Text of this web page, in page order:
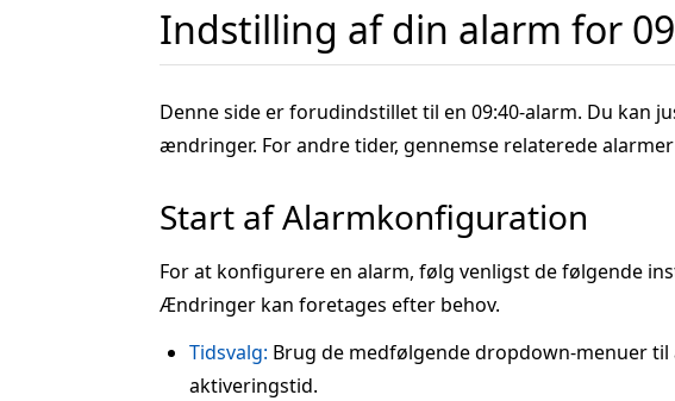
Indstilling af din alarm for
Denne side er forudindstillet til en 09:40-alarm. Du kan
ændringer. For andre tider, gennemse relaterede
Start af Alarmkonfiguration
For at konfigurere en alarm, følg venligst de følgende
Ændringer kan foretages efter behov.
Tidsvalg: Brug de medfølgende dropdown-menuer
aktiveringstid.